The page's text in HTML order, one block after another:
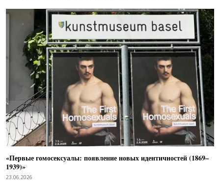
«Первые гомосексуалы: появление новых идентичностей (1869–
1939)»
23.06.2026